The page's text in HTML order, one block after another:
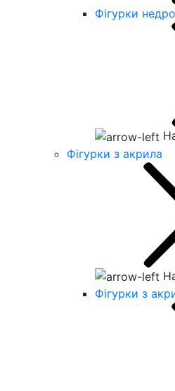
Фігурки
Фігурки з акрила
Фігурки з